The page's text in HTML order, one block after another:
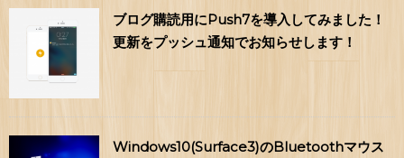
ブログ購読用にPush7を導入してみました！
更新をプッシュ通知でお知らせします！
Windows10(Surface3)のBluetoothマウス